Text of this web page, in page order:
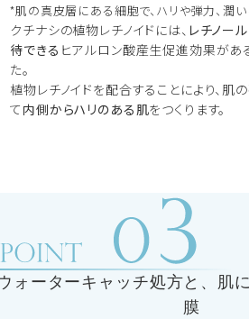
*肌の真皮層にある細胞で、ハリや弾力、潤
クチナシの植物レチノイドには、 レチノー
待できる ヒアルロン酸産生促進効果があ
た。
植物レチノイドを配合することにより、肌
て 内側からハリのある肌をつくります。
ォーターキャッチ処方と、肌
膜